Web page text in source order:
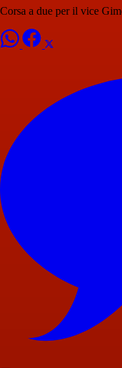
Corsa a due per il vice